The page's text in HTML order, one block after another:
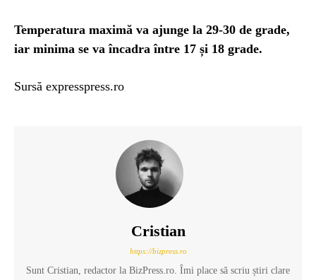
Temperatura maximă va ajunge la 29-30 de grade,
iar minima se va încadra între 17 și 18 grade.
Sursă expresspress.ro
Cristian
https://bizpress.ro
Sunt Cristian, redactor la BizPress.ro. Îmi place să scriu știri clare